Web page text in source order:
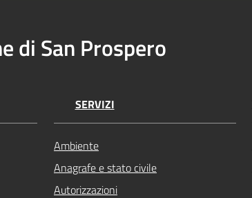
di San Prospero
SERVIZI
Ambiente
Anagrafe e stato civile
Autorizzazioni